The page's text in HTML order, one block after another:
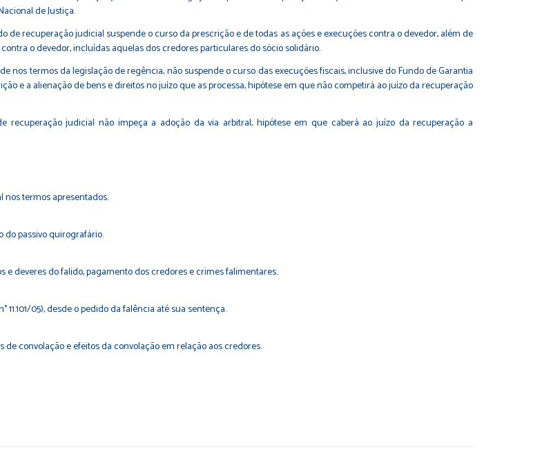
de Justiça.
recuperação judicial suspende o curso da prescrição e de todas as ações e execuções contra o devedor, além de
o devedor, incluídas aquelas dos credores particulares do sócio solidário.
nos termos da legislação de regência, não suspende o curso das execuções fiscais, inclusive do Fundo de Garantia
e a alienação de bens e direitos no juízo que as processa, hipótese em que não competirá ao juízo da recuperação
judicial não impeça a adoção da via arbitral, hipótese em que caberá ao juízo da recuperação a
nos termos apresentados.
do passivo quirografário.
e deveres do falido, pagamento dos credores e crimes falimentares.
05), desde o pedido da falência até sua sentença.
convolação e efeitos da convolação em relação aos credores.